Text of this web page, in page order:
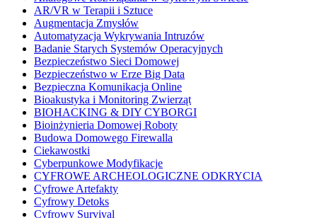
AR/VR w Terapii i Sztuce
Augmentacja Zmysłów
Automatyzacja Wykrywania Intruzów
Badanie Starych Systemów Operacyjnych
Bezpieczeństwo Sieci Domowej
Bezpieczeństwo w Erze Big Data
Bezpieczna Komunikacja Online
Bioakustyka i Monitoring Zwierząt
BIOHACKING & DIY CYBORGI
Bioinżynieria Domowej Roboty
Budowa Domowego Firewalla
Ciekawostki
Cyberpunkowe Modyfikacje
CYFROWE ARCHEOLOGICZNE ODKRYCIA
Cyfrowe Artefakty
Cyfrowy Detoks
Cyfrowy Survival